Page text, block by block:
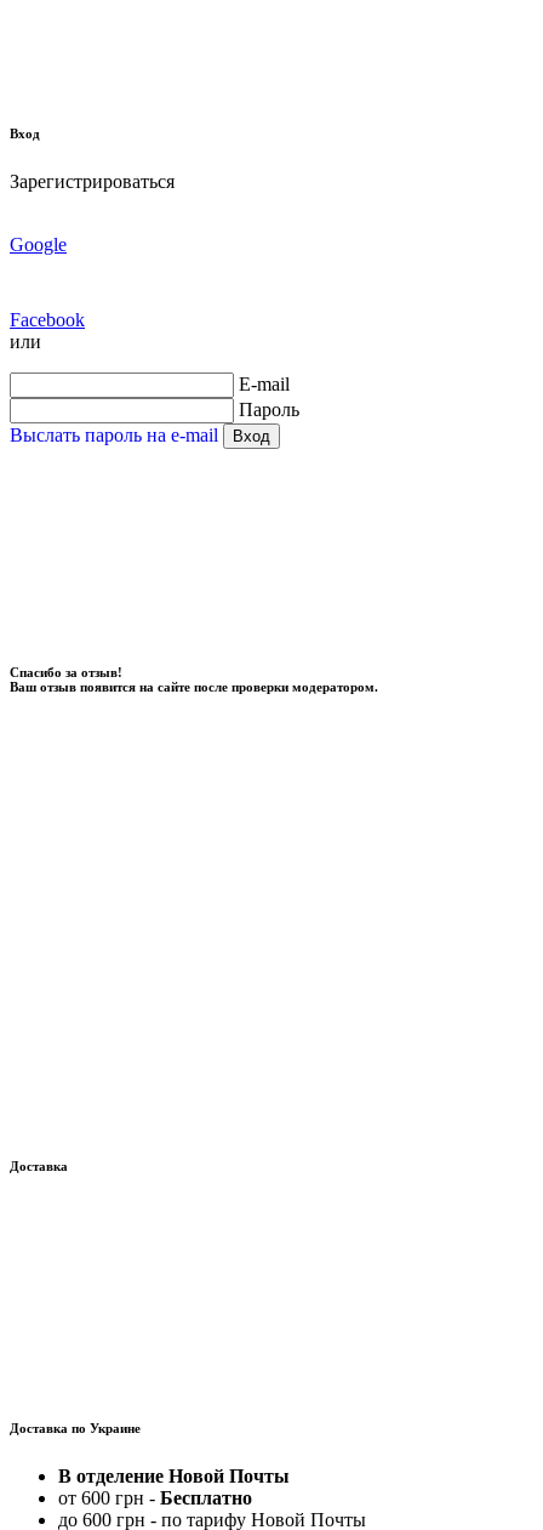
Вход
Зарегистрироваться
Google
Facebook
или
E-mail
Пароль
Выслать пароль на e-mail
Вход
Спасибо за отзыв!
Ваш отзыв появится на сайте после проверки модератором.
Доставка
Доставка по Украине
В отделение Новой Почты
от 600 грн - Бесплатно
до 600 грн - по тарифу Новой Почты